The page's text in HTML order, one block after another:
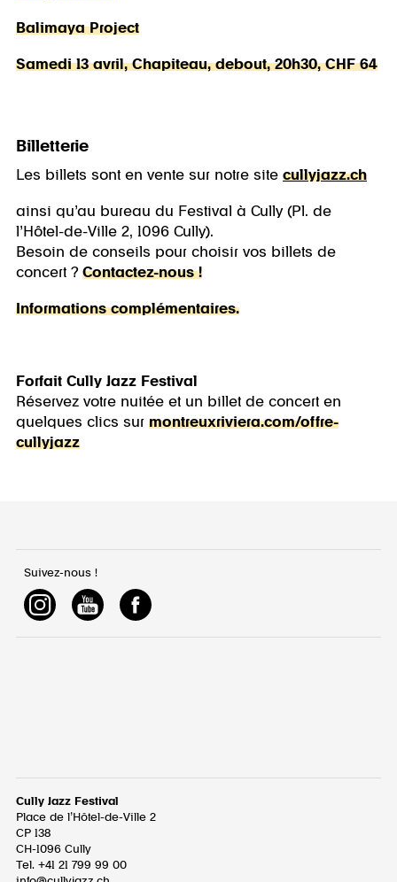
Balimaya Project
Samedi 13 avril, Chapiteau, debout, 20h30, CHF 64
Billetterie
Les billets sont en vente sur notre site cullyjazz.ch
ainsi qu’au bureau du Festival à Cully (Pl. de
l’Hôtel-de-Ville 2, 1096 Cully).
Besoin de conseils pour choisir vos billets de
concert ? Contactez-nous !
Informations complémentaires.
Forfait Cully Jazz Festival
Réservez votre nuitée et un billet de concert en
quelques clics sur montreuxriviera.com/offre-
cullyjazz
Cully Jazz Festival
Place de l’Hôtel-de-Ville 2
CP 138
CH-1096 Cully
Tel. +41 21 799 99 00
Suivez-nous !